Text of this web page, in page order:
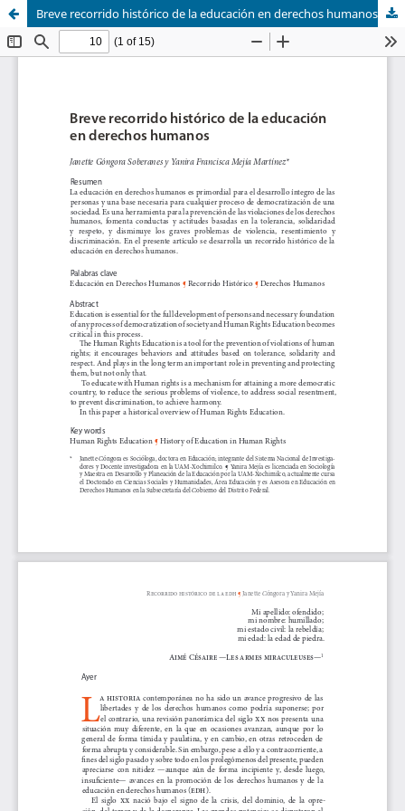
Breve recorrido histórico de la educación en derechos humanos